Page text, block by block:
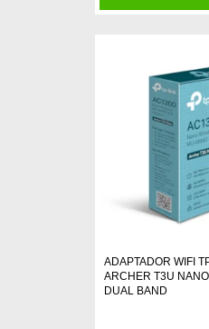
ADAPTADOR WIFI
ARCHER T3U
DUAL BAND